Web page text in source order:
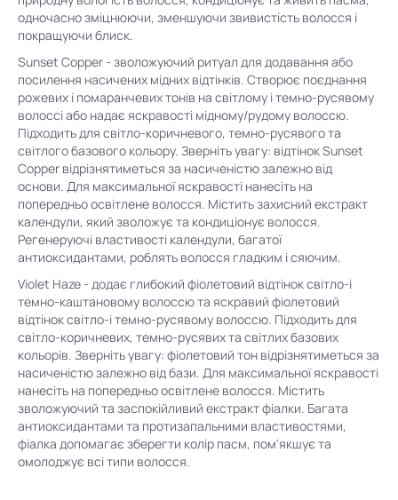
одночасно зміцнюючи, зменшуючи звивистість волосся і
покращуючи блиск.
Sunset Copper - зволожуючий ритуал для додавання або
посилення насичених мідних відтінків. Створює поєднання
рожевих і помаранчевих тонів на світлому і темно-русявому
волоссі або надає яскравості мідному/рудому волоссю.
Підходить для світло-коричневого, темно-русявого та
світлого базового кольору. Зверніть увагу: відтінок Sunset
Copper відрізнятиметься за насиченістю залежно від
основи. Для максимальної яскравості нанесіть на
попередньо освітлене волосся. Містить захисний екстракт
календули, який зволожує та кондиціонує волосся.
Регенеруючі властивості календули, багатої
антиоксидантами, роблять волосся гладким і сяючим.
Violet Haze - додає глибокий фіолетовий відтінок світло-і
темно-каштановому волоссю та яскравий фіолетовий
відтінок світло-і темно-русявому волоссю. Підходить для
світло-коричневих, темно-русявих та світлих базових
кольорів. Зверніть увагу: фіолетовий тон відрізнятиметься за
насиченістю залежно від бази. Для максимальної яскравості
нанесіть на попередньо освітлене волосся. Містить
зволожуючий та заспокійливий екстракт фіалки. Багата
антиоксидантами та протизапальними властивостями,
фіалка допомагає зберегти колір пасм, пом'якшує та
омолоджує всі типи волосся.